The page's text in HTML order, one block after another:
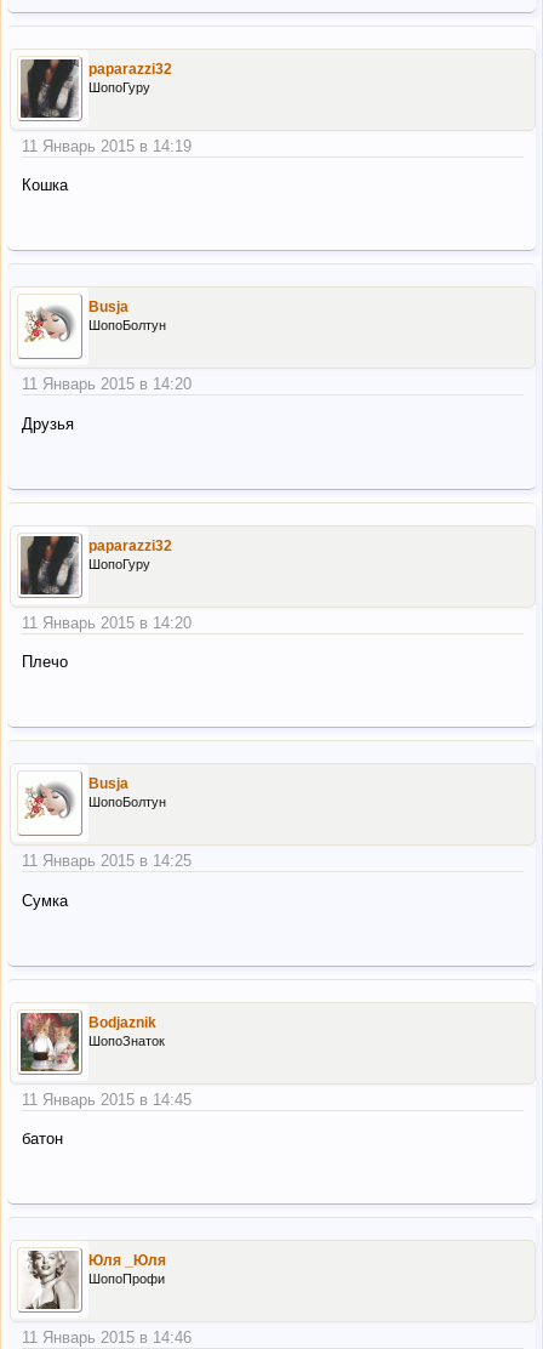
paparazzi32
ШопоГуру
11 Январь 2015 в 14:19
Кошка
Busja
ШопоБолтун
11 Январь 2015 в 14:20
Друзья
paparazzi32
ШопоГуру
11 Январь 2015 в 14:20
Плечо
Busja
ШопоБолтун
11 Январь 2015 в 14:25
Сумка
Bodjaznik
ШопоЗнаток
11 Январь 2015 в 14:45
батон
Юля _Юля
ШопоПрофи
11 Январь 2015 в 14:46